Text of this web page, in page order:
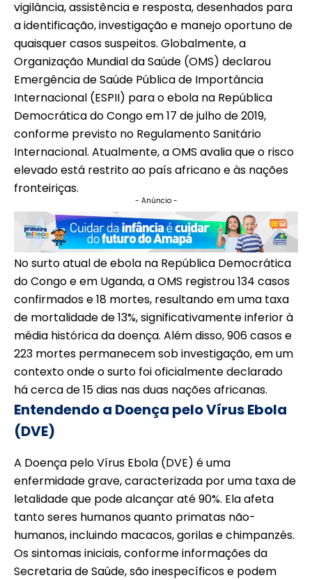
vigilância, assistência e resposta, desenhados para
a identificação, investigação e manejo oportuno de
quaisquer casos suspeitos. Globalmente, a
Organização Mundial da Saúde (OMS) declarou
Emergência de Saúde Pública de Importância
Internacional (ESPII) para o ebola na República
Democrática do Congo em 17 de julho de 2019,
conforme previsto no Regulamento Sanitário
Internacional. Atualmente, a OMS avalia que o risco
elevado está restrito ao país africano e às nações
fronteiriças.
- Anúncio -
No surto atual de ebola na República Democrática
do Congo e em Uganda, a OMS registrou 134 casos
confirmados e 18 mortes, resultando em uma taxa
de mortalidade de 13%, significativamente inferior à
média histórica da doença. Além disso, 906 casos e
223 mortes permanecem sob investigação, em um
contexto onde o surto foi oficialmente declarado
há cerca de 15 dias nas duas nações africanas.
Entendendo a Doença pelo Vírus Ebola
(DVE)
A Doença pelo Vírus Ebola (DVE) é uma
enfermidade grave, caracterizada por uma taxa de
letalidade que pode alcançar até 90%. Ela afeta
tanto seres humanos quanto primatas não-
humanos, incluindo macacos, gorilas e chimpanzés.
Os sintomas iniciais, conforme informações da
Secretaria de Saúde, são inespecíficos e podem